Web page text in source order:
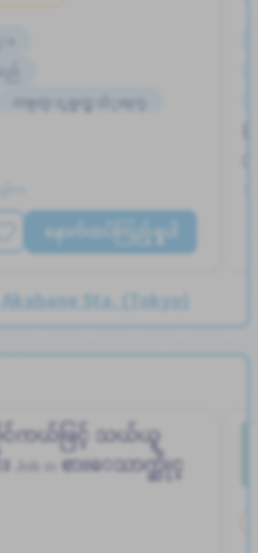
တစ္ပတ္ႏွစ္ရက္မွ သံုးရက္
နောက်ထပ်ကြည့်ရှုပါ
Sta. (Tokyo)
င်ကယ်ဖြင့် သယ်ယူ
စားေသာက္ဆိုင္